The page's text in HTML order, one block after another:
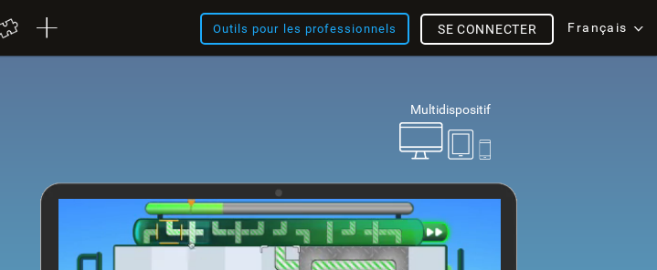
Outils pour les professionnels Français
SE CONNECTER
Multidispositif